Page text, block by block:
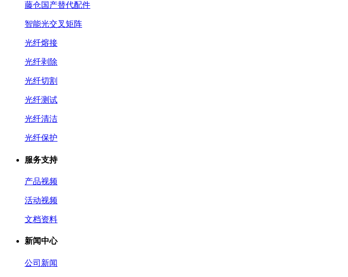
藤仓国产替代配件
智能光交叉矩阵
光纤熔接
光纤剥除
光纤切割
光纤测试
光纤清洁
光纤保护
服务支持
产品视频
活动视频
文档资料
新闻中心
公司新闻